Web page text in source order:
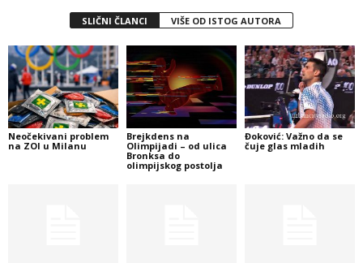
SLIČNI ČLANCI VIŠE OD ISTOG AUTORA
Neočekivani problem
na ZOI u Milanu
Brejkdens na
Olimpijadi – od ulica
Bronksa do
olimpijskog postolja
Đoković: Važno da se
čuje glas mladih